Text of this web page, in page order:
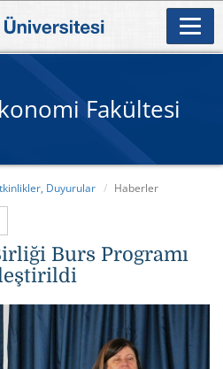
Fakültesi
Duyurular Haberler
Burs Programı